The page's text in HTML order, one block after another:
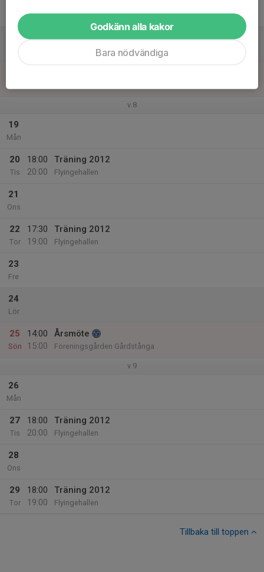
v.8
19
Mån
20
Tis
18:00
20:00
Träning 2012
Flyingehallen
21
Ons
22
Tor
17:30
19:00
Träning 2012
Flyingehallen
23
Fre
24
Lör
25
Sön
14:00
15:00
Årsmöte
Föreningsgården Gårdstånga
v.9
26
Mån
27
Tis
18:00
20:00
Träning 2012
Flyingehallen
28
Ons
29
Tor
18:00
19:00
Träning 2012
Flyingehallen
Tillbaka till toppen
Godkänn alla kakor
Bara nödvändiga